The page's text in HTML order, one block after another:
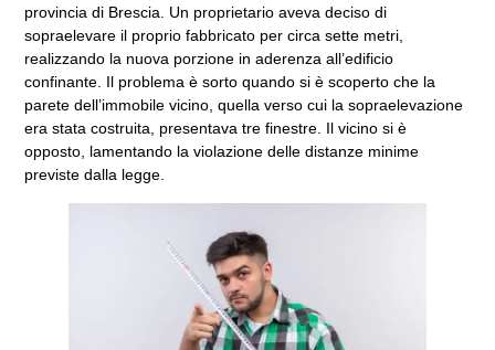
provincia di Brescia. Un proprietario aveva deciso di
sopraelevare il proprio fabbricato per circa sette metri,
realizzando la nuova porzione in aderenza all’edificio
confinante. Il problema è sorto quando si è scoperto che la
parete dell’immobile vicino, quella verso cui la sopraelevazione
era stata costruita, presentava tre finestre. Il vicino si è
opposto, lamentando la violazione delle distanze minime
previste dalla legge.